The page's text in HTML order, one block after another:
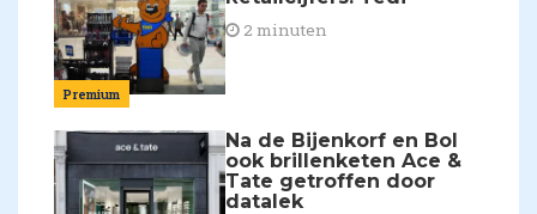
Premium
2 minuten
Na de Bijenkorf en Bol
ook brillenketen Ace &
Tate getroffen door
datalek